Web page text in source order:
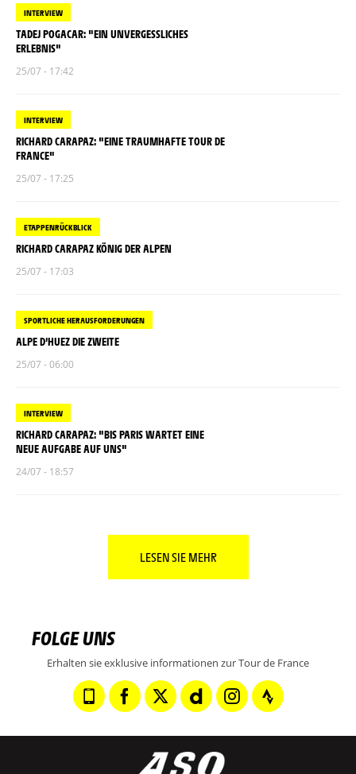
INTERVIEW
TADEJ POGACAR: "EIN UNVERGESSLICHES
ERLEBNIS"
25/07 - 17:42
INTERVIEW
RICHARD CARAPAZ: "EINE TRAUMHAFTE TOUR DE
FRANCE"
25/07 - 17:25
ETAPPENRÜCKBLICK
RICHARD CARAPAZ KÖNIG DER ALPEN
25/07 - 17:03
SPORTLICHE HERAUSFORDERUNGEN
ALPE D’HUEZ DIE ZWEITE
25/07 - 06:00
INTERVIEW
RICHARD CARAPAZ: "BIS PARIS WARTET EINE
NEUE AUFGABE AUF UNS"
24/07 - 18:57
LESEN SIE MEHR
FOLGE UNS
Erhalten sie exklusive informationen zur Tour de France